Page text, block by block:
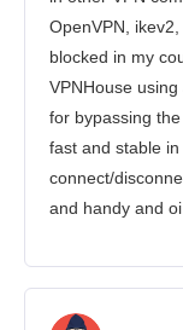
OpenVPN,
blocked in my
VPNHouse
for bypassing
fast and stable
connect/
and handy and